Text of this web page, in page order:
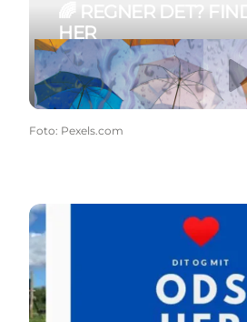
Afspil
🌈 REGNER DET?
HER
Læs mere
Foto: Pexels.com
Læs mere